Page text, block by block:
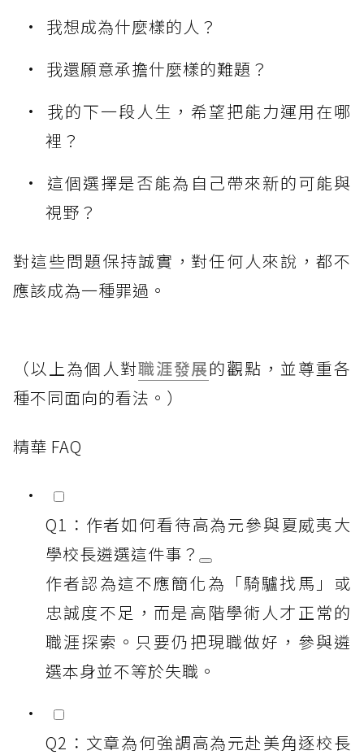
我想成為什麼樣的人？
我還願意承擔什麼樣的難題？
我的下一段人生，希望把能力運用在哪
裡？
這個選擇是否能為自己帶來新的可能與
視野？
對這些問題保持誠實，對任何人來說，都不
應該成為一種罪過。
（以上為個人對職涯發展的觀點，並尊重各
種不同面向的看法。）
精華 FAQ
Q1：作者如何看待高為元參與夏威夷大
學校長遴選這件事？
作者認為這不應簡化為「騎驢找馬」或
忠誠度不足，而是高階學術人才正常的
職涯探索。只要仍把現職做好，參與遴
選本身並不等於失職。
Q2：文章為何強調高為元赴美角逐校長